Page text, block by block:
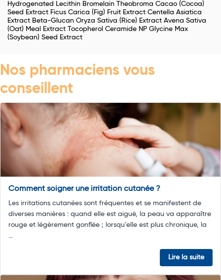
Hydrogenated Lecithin Bromelain Theobroma Cacao (Cocoa)
Seed Extract Ficus Carica (Fig) Fruit Extract Centella Asiatica
Extract Beta-Glucan Oryza Sativa (Rice) Extract Avena Sativa
(Oat) Meal Extract Tocopherol Ceramide NP Glycine Max
(Soybean) Seed Extract
Nos pharmaciens vous
conseillent
Comment soigner une irritation cutanée ?
Les irritations cutanées sont fréquentes et se manifestent de
diverses manières : quand elle est aiguë, la peau va apparaître
rouge et légèrement gonflée ; lorsqu’elle est plus chronique, la
...
Lire la suite